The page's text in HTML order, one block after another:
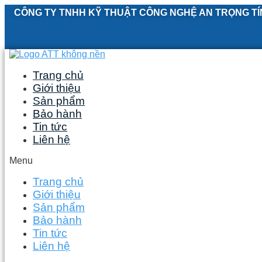
Skip
CÔNG TY TNHH KỸ THUẬT CÔNG NGHỆ AN TRỌNG
Trang chủ
Giới thiệu
Sản phẩm
Bảo hành
Tin tức
Liên hệ
Menu
Trang chủ
Giới thiệu
Sản phẩm
Bảo hành
Tin tức
Liên hệ